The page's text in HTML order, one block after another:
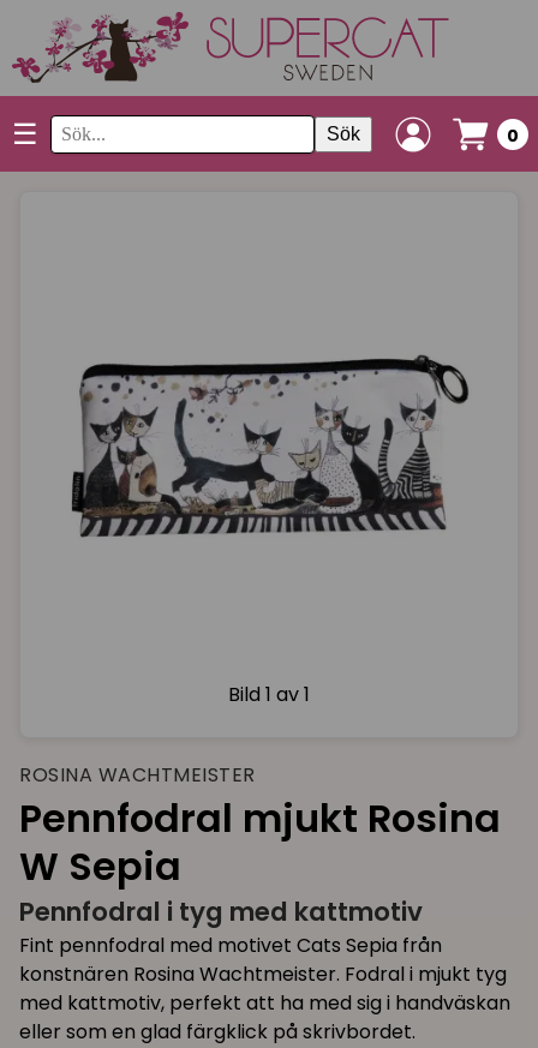
☰ Sök 0
Bild 1 av 1
ROSINA WACHTMEISTER
Pennfodral mjukt Rosina
W Sepia
Pennfodral i tyg med kattmotiv
Fint pennfodral med motivet Cats Sepia från
konstnären Rosina Wachtmeister. Fodral i mjukt tyg
med kattmotiv, perfekt att ha med sig i handväskan
eller som en glad färgklick på skrivbordet.